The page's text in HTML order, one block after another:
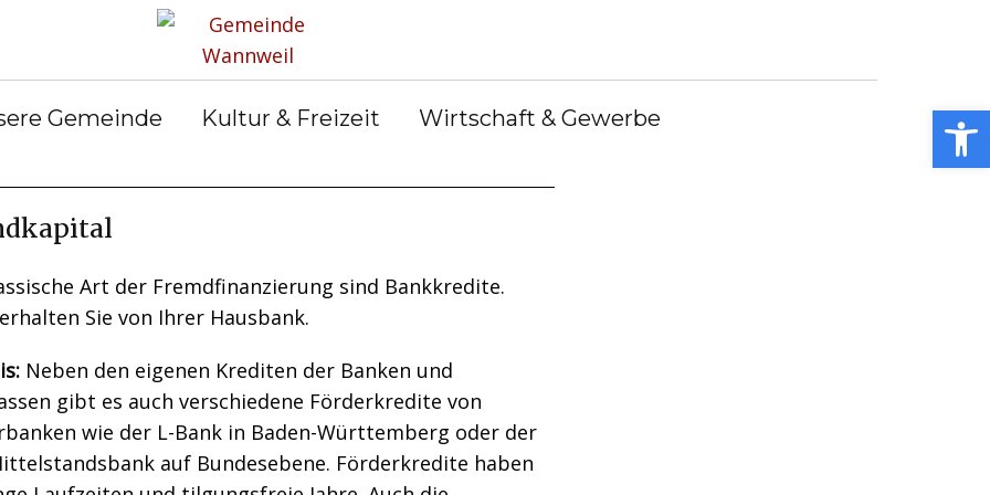
Gemeinde Kultur & Freizeit Wirtschaft & Gewerbe
Gemeinderat
Bekanntmachun
Entsorgung
Art der Fremdfinanzierung sind Bankkredite.
Sie von Ihrer Hausbank.
Neben den eigenen Krediten der Banken und
gibt es auch verschiedene Förderkredite von
wie der L-Bank in Baden-Württemberg oder der
auf Bundesebene. Förderkredite haben
Open toolbar